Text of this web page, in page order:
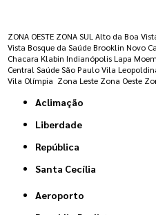
ZONA OESTE ZONA SUL Alto da Boa
Vista Bosque da Saúde Brooklin Novo
Chacara Klabin Indianópolis Lapa
Central Saúde São Paulo Vila
Vila Olímpia Zona Leste Zona Oeste
Aclimação
Liberdade
República
Santa Cecília
Aeroporto